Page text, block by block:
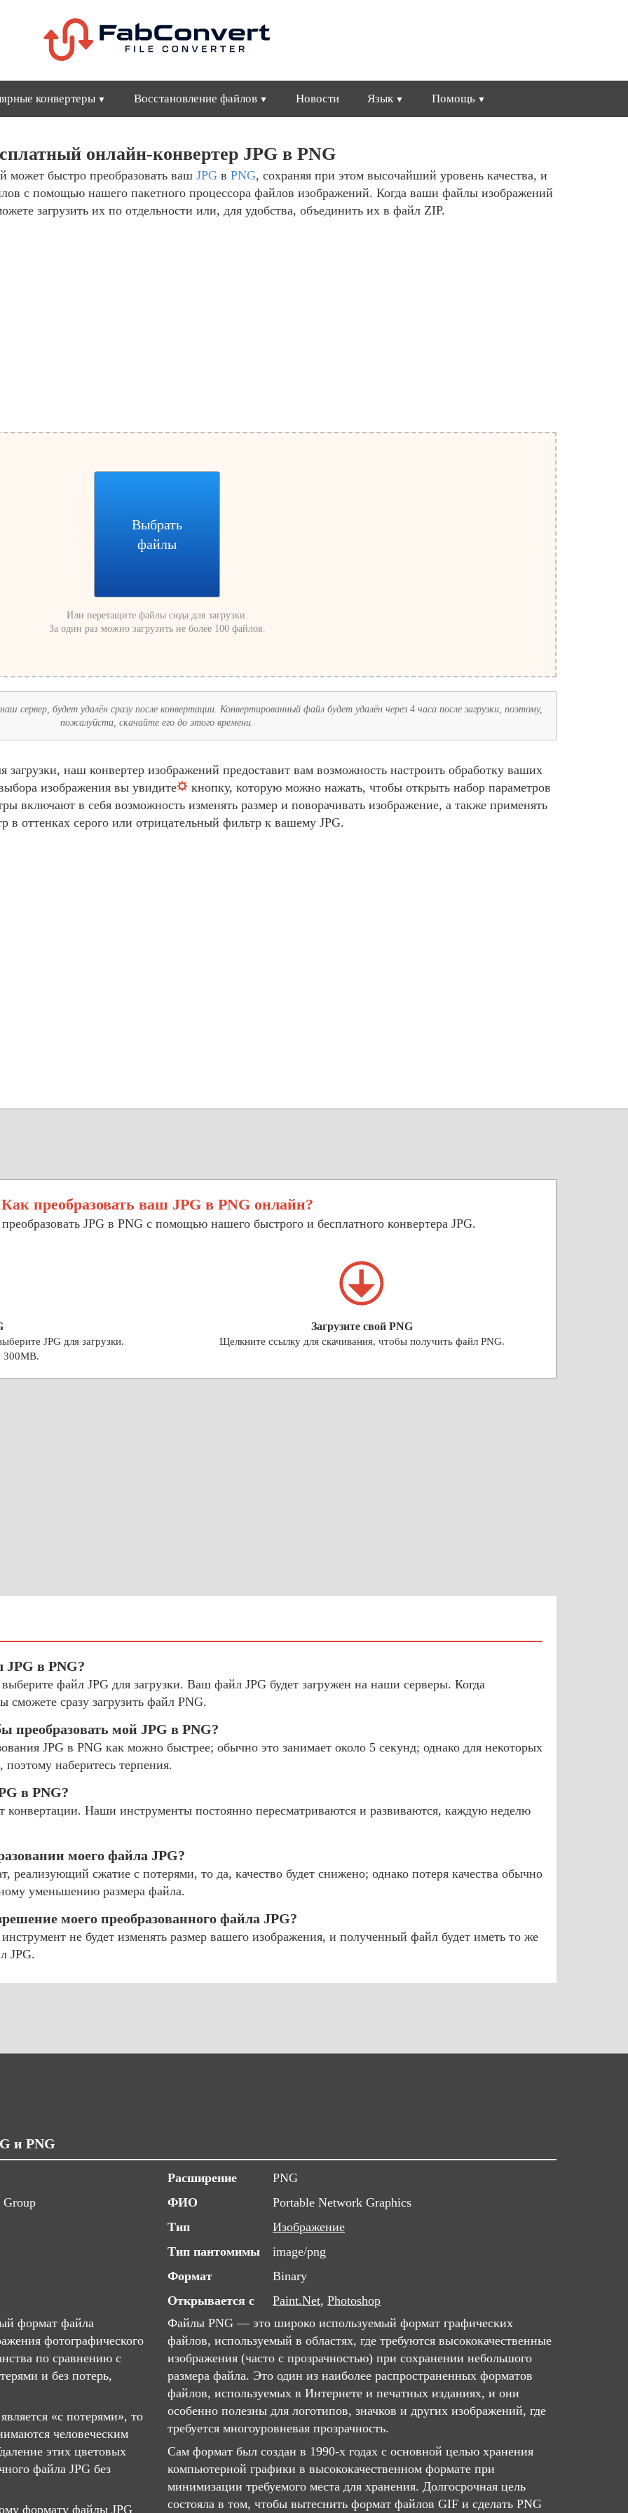
конвертеры Восстановление файлов Новости Язык Помощь
онлайн-конвертер JPG в PNG
может быстро преобразовать ваш JPGв PNG, сохраняя при этом высочайший уровень качества, и
с помощью нашего пакетного процессора файлов изображений. Когда ваши файлы изображений
загрузить их по отдельности или, для удобства, объединить их в файл ZIP.
Выбрать
файлы
Или перетащите файлы сюда для загрузки.
За один раз можно загрузить не более 100 файлов.
сервер, будет удалён сразу после конвертации. Конвертированный файл будет удалён через 4 часа после загрузки, поэтому,
пожалуйста, скачайте его до этого времени.
наш конвертер изображений предоставит вам возможность настроить обработку ваших
изображения вы увидите
кнопку, которую можно нажать, чтобы открыть набор параметров
включают в себя возможность изменять размер и поворачивать изображение, а также применять
в оттенках серого или отрицательный фильтр к вашему JPG.
Как преобразовать ваш JPG в PNG онлайн?
JPG в PNG с помощью нашего быстрого и бесплатного конвертера JPG.
JPG для загрузки.
300MB.
Загрузите свой PNG
Щелкните ссылку для скачивания, чтобы получить файл PNG.
JPG в PNG?
файл JPG для загрузки. Ваш файл JPG будет загружен на наши серверы. Когда
сможете сразу загрузить файл PNG.
преобразовать мой JPG в PNG?
JPG в PNG как можно быстрее; обычно это занимает около 5 секунд; однако для некоторых
наберитесь терпения.
в PNG?
Наши инструменты постоянно пересматриваются и развиваются, каждую неделю
моего файла JPG?
реализующий сжатие с потерями, то да, качество будет снижено; однако потеря качества обычно
уменьшению размера файла.
моего преобразованного файла JPG?
не будет изменять размер вашего изображения, и полученный файл будет иметь то же
JPG.
и PNG
Group
формат файла
фотографического
по сравнению с
и без потерь,
«с потерями», то
человеческим
этих цветовых
файла JPG без
формату файлы JPG
Расширение
PNG
ФИО
Portable Network Graphics
Тип
Изображение
Тип пантомимы
image/png
Формат
Binary
Открывается с
Paint.Net, Photoshop
Файлы PNG — это широко используемый формат графических
файлов, используемый в областях, где требуются высококачественные
изображения (часто с прозрачностью) при сохранении небольшого
размера файла. Это один из наиболее распространенных форматов
файлов, используемых в Интернете и печатных изданиях, и они
особенно полезны для логотипов, значков и других изображений, где
требуется многоуровневая прозрачность.
Сам формат был создан в 1990-х годах с основной целью хранения
компьютерной графики в высококачественном формате при
минимизации требуемого места для хранения. Долгосрочная цель
состояла в том, чтобы вытеснить формат файлов GIF и сделать PNG